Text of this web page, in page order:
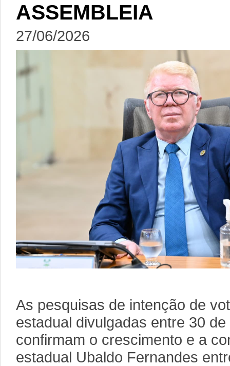
ASSEMBLEIA
27/06/2026
As pesquisas de intenção de
estadual divulgadas entre 30
confirmam o crescimento e a
estadual Ubaldo Fernandes